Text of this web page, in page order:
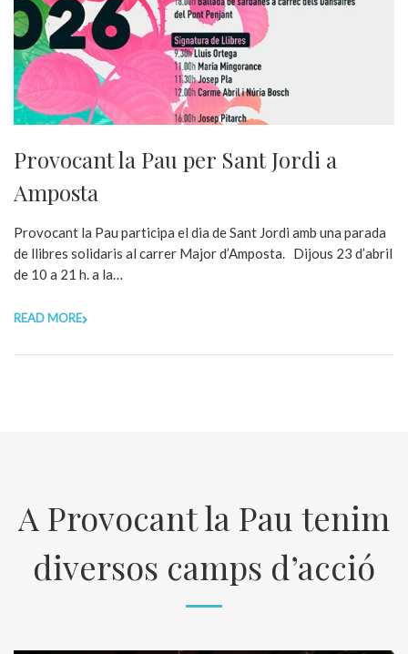
Provocant la Pau per Sant Jordi a
Amposta
Provocant la Pau participa el dia de Sant Jordi amb una parada
de llibres solidaris al carrer Major d’Amposta. Dijous 23 d’abril
de 10 a 21 h. a la…
READ MORE
A Provocant la Pau tenim
diversos camps d’acció